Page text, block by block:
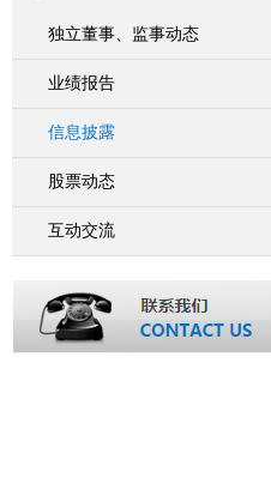
独立董事、监事动态
业绩报告
信息披露
股票动态
互动交流